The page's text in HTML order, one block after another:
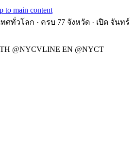
main content
ศทั่วโลก · ครบ 77 จังหวัด · เปิด จันทร์
@NYCVLINE EN @NYCT